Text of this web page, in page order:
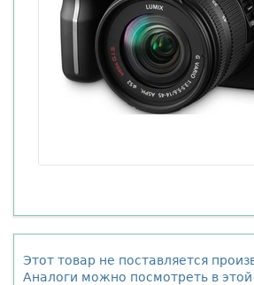
Этот товар не поставляется
Аналоги можно посмотреть в этой